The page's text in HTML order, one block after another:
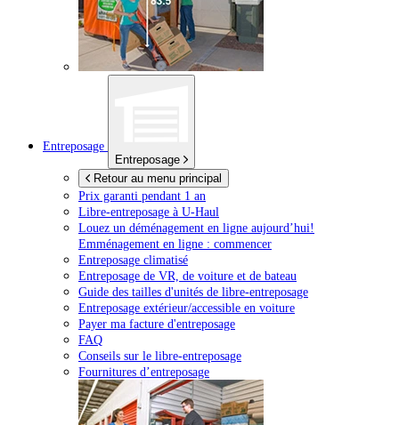
Entreposage
Entreposage
Retour au menu principal
Prix garanti pendant 1 an
Libre-entreposage à U-Haul
Louez un déménagement en ligne aujourd’hui!
Emménagement en ligne : commencer
Entreposage climatisé
Entreposage de VR, de voiture et de bateau
Guide des tailles d'unités de libre-entreposage
Entreposage extérieur/accessible en voiture
Payer ma facture d'entreposage
FAQ
Conseils sur le libre-entreposage
Fournitures d’entreposage